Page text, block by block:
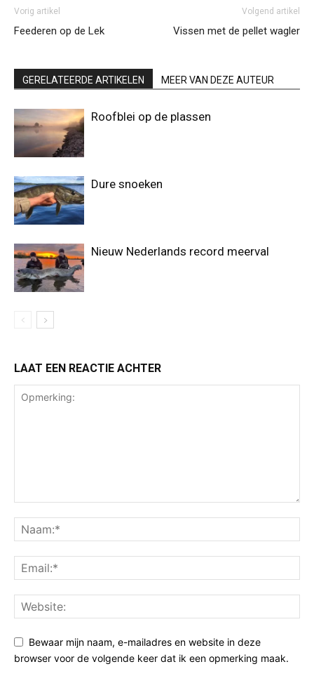
Vorig artikel
Feederen op de Lek
Volgend artikel
Vissen met de pellet wagler
GERELATEERDE ARTIKELEN MEER VAN DEZE AUTEUR
Roofblei op de plassen
Dure snoeken
Nieuw Nederlands record meerval
LAAT EEN REACTIE ACHTER
Bewaar mijn naam, e-mailadres en website in deze
browser voor de volgende keer dat ik een opmerking maak.